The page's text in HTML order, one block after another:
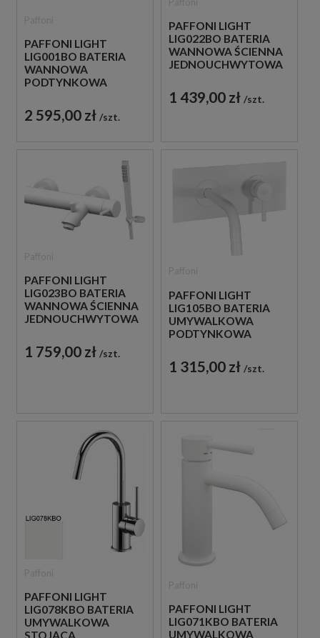
PAFFONI LIGHT
LIG001BO BATERIA
WANNOWA
PODTYNKOWA
BIAŁA
2 595,00 zł szt.
PAFFONI LIGHT
LIG022BO BATERIA
WANNOWA ŚCIENNA
JEDNOUCHWYTOWA
1 439,00 zł szt.
PAFFONI LIGHT
LIG023BO BATERIA
WANNOWA ŚCIENNA
JEDNOUCHWYTOWA
1 759,00 zł szt.
PAFFONI LIGHT
LIG105BO BATERIA
UMYWALKOWA
PODTYNKOWA
BIAŁA
1 315,00 zł szt.
PAFFONI LIGHT
LIG078KBO BATERIA
UMYWALKOWA
PAFFONI LIGHT
LIG071KBO BATERIA
UMYWALKOWA